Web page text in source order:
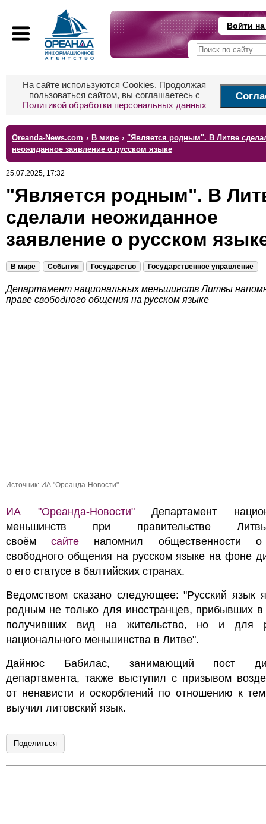
Войти
На сайте используются Cookies. Продолжая
пользоваться сайтом, вы соглашаетесь с
Политикой обработки персональных данных
Oreanda-News.com › В мире › "Является родным". В Литве
неожиданное заявление о русском языке
25.07.2025, 17:32
"Является родным". В
сделали неожиданное
заявление о русском
В мире События Государство Государственное управление
Департамент национальных меньшинств Литвы
праве свободного общения на русском языке
Источник: ИА "Ореанда-Новости"
ИА "Ореанда-Новости"Департамент
меньшинств при правительстве
своёмсайте напомнил общественности
свободного общения на русском языке на фоне
о его статусе в балтийских странах.
Ведомством сказано следующее: "Русский язык
родным не только для иностранцев, прибывших в
получивших вид на жительство, но и для
национального меньшинства в Литве".
Дайнюс Бабилас, занимающий пост
департамента, также выступил с призывом
от ненависти и оскорблений по отношению к
выучил литовский язык.
Поделиться